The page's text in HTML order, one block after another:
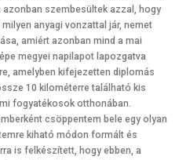
szembesültek azzal, hogy
anyagi vonzattal jár, nemet
amiért azonban mind a mai
megyei napilapot lapozgatva
amelyben kifejezetten diplomás
10 kilométerre található kis
fogyatékosok otthonában.
csöppentem bele egy olyan
kiható módon formált és
is felkészített, hogy ebben, a